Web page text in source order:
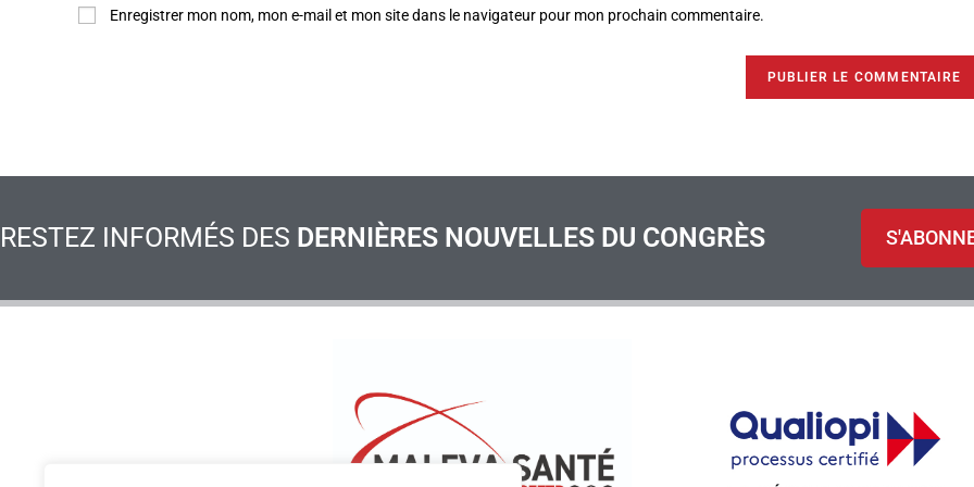
Enregistrer mon nom, mon e-mail et mon site dans le navigateur pour mon prochain commentaire.
RESTEZ INFORMÉS DES DERNIÈRES NOUVELLES DU CONGRÈS